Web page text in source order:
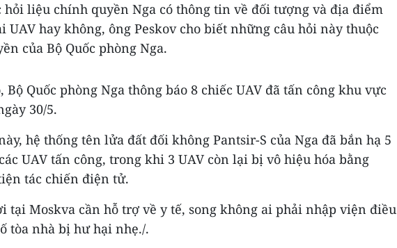
hỏi liệu chính quyền Nga có thông tin về đối tượng và địa điểm
UAV hay không, ông Peskov cho biết những câu hỏi này thuộc
của Bộ Quốc phòng Nga.
Bộ Quốc phòng Nga thông báo 8 chiếc UAV đã tấn công khu vực
30/5.
hệ thống tên lửa đất đối không Pantsir-S của Nga đã bắn hạ 5
UAV tấn công, trong khi 3 UAV còn lại bị vô hiệu hóa bằng
tác chiến điện tử.
tại Moskva cần hỗ trợ về y tế, song không ai phải nhập viện điều
tòa nhà bị hư hại nhẹ./.